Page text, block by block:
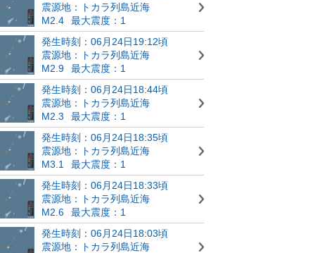
震源地：トカラ列島近海
M2.4
最大震度：1
発生時刻：06月24日19:12頃
震源地：トカラ列島近海
M2.9
最大震度：1
発生時刻：06月24日18:44頃
震源地：トカラ列島近海
M2.3
最大震度：1
発生時刻：06月24日18:35頃
震源地：トカラ列島近海
M3.1
最大震度：1
発生時刻：06月24日18:33頃
震源地：トカラ列島近海
M2.6
最大震度：1
発生時刻：06月24日18:03頃
震源地：トカラ列島近海